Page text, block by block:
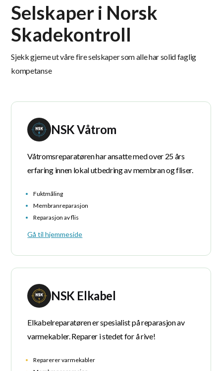
Selskaper i Norsk
Skadekontroll
Sjekk gjerne ut våre fire selskaper som alle har solid faglig
kompetanse
NSK Våtrom
Våtromsreparatøren har ansatte med over 25 års
erfaring innen lokal utbedring av membran og fliser.
Fuktmåling
Membranreparasjon
Reparasjon av flis
Gå til hjemmeside
NSK Elkabel
Elkabelreparatøren er spesialist på reparasjon av
varmekabler. Reparer i stedet for å rive!
Reparerer varmekabler